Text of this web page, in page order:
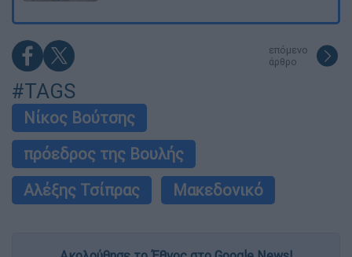
επόμενο
άρθρο
#TAGS
Νίκος Βούτσης
πρόεδρος της Βουλής
Αλέξης Τσίπρας
Μακεδονικό